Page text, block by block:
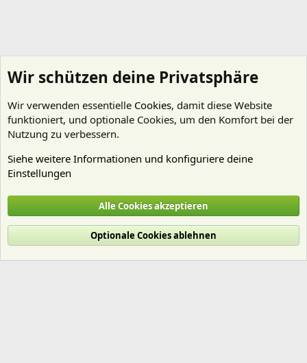
Cookies
Deutsch (Du)
Nutzungsbedingungen
Datenschutz Hilfe und Impressum
R
Wir schützen deine Privatsphäre
Wir verwenden essentielle Cookies, damit diese Website
funktioniert, und optionale Cookies, um den Komfort bei der
Nutzung zu verbessern.
Siehe weitere Informationen und konfiguriere deine
Einstellungen
Alle Cookies akzeptieren
Optionale Cookies ablehnen